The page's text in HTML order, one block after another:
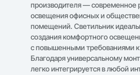
производителя — современное
освещения офисных и
помещений. Светильник
создания комфортного
с повышенными требованиями к
Благодаря универсальному
легко интегрируется в любой